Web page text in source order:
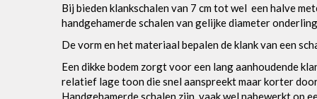
Bij bieden klankschalen van 7 cm tot wel een halve
handgehamerde schalen van gelijke diameter
De vorm en het materiaal bepalen de klank van een
Een dikke bodem zorgt voor een lang aanhoudende
relatief lage toon die snel aanspreekt maar korter
Handgehamerde schalen zijn vaak wel nabewerkt op